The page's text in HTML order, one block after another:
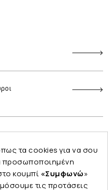
τα cookies για να σου
προσωποποιημένη
κουμπί «Συμφωνώ»
τις προτάσεις